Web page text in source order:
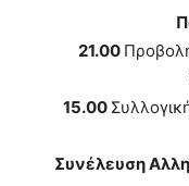
21.00 Προβολή
15.00
Συνέλευση